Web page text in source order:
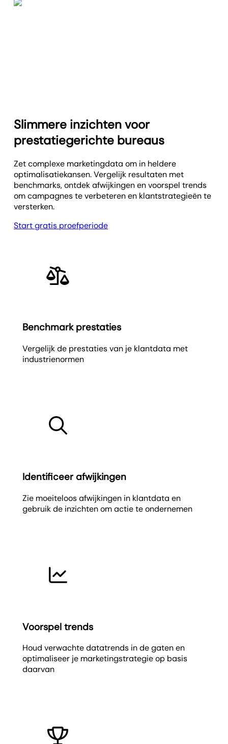
Slimmere inzichten voor
prestatiegerichte bureaus
Zet complexe marketingdata om in heldere
optimalisatie­kansen. Vergelijk resultaten met
benchmarks, ontdek afwijkingen en voorspel trends
om campagnes te verbeteren en klantstrategieën te
versterken.
Start gratis proefperiode
Benchmark prestaties
Vergelijk de prestaties van je klantdata met
industrienormen
Identificeer afwijkingen
Zie moeiteloos afwijkingen in klantdata en
gebruik de inzichten om actie te ondernemen
Voorspel trends
Houd verwachte datatrends in de gaten en
optimaliseer je marketingstrategie op basis
daarvan